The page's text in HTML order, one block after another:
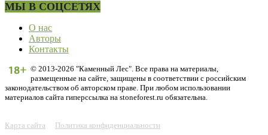
МЫ В СОЦСЕТЯХ
О нас
Авторы
Контакты
© 2013-2026 "Каменный Лес". Все права на материалы,
размещенные на сайте, защищены в соответствии с российским
законодательством об авторском праве. При любом использовании
материалов сайта гиперссылка на stoneforest.ru обязательна.
Карта сайта Политика конфиденциальности